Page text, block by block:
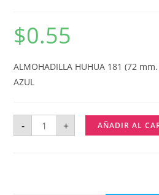
$0.55
ALMOHADILLA HUHUA 181 (72
AZUL
- + AÑADIR AL